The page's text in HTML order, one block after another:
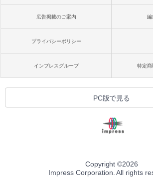
広告掲載のご案内 編
プライバシーポリシー
インプレスグループ 特定商
PC版で見る
Copyright ©2026
Impress Corporation. All rights